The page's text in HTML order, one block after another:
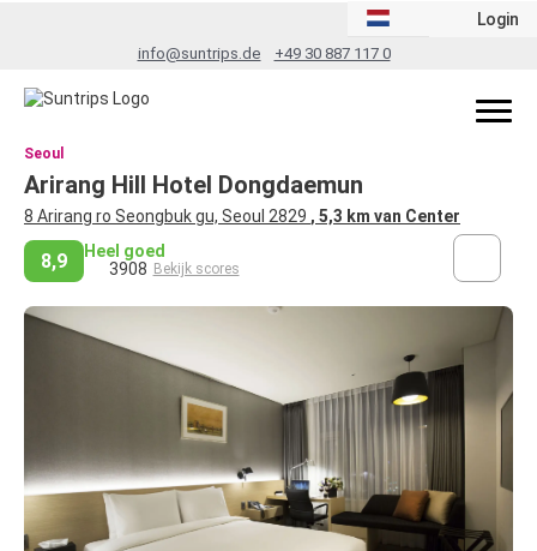
info@suntrips.de +49 30 887 117 0
Login
Seoul
Arirang Hill Hotel Dongdaemun
8 Arirang ro Seongbuk gu, Seoul 2829 , 5,3 km van Center
8,9
Heel goed
3908 Bekijk scores